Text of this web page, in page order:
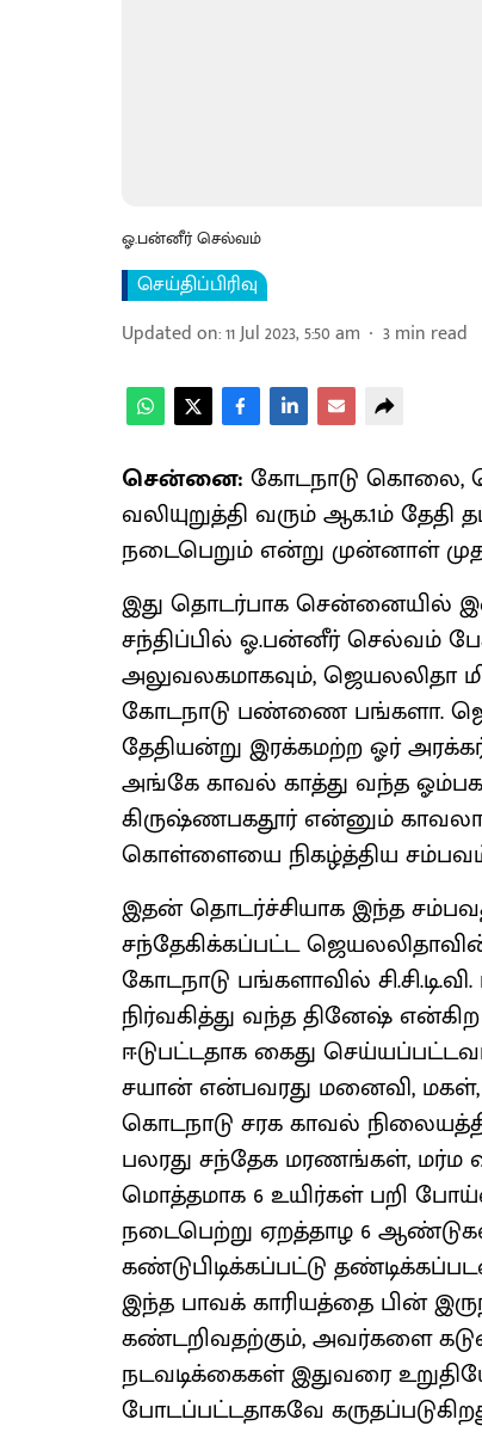
ஓ.பன்னீர் செல்வம்
செய்திப்பிரிவு
Updated on:11 Jul 2023, 5:50 am 3min read
சென்னை: கோடநாடு கொலை,
வலியுறுத்தி வரும் ஆக.1ம்
நடைபெறும் என்று முன்னாள்
இது தொடர்பாக சென்னையில்
சந்திப்பில் ஓ.பன்னீர் செல்வம்
அலுவலகமாகவும், ஜெயலலிதா
கோடநாடு பண்ணை பங்களா.
தேதியன்று இரக்கமற்ற ஓர்
அங்கே காவல் காத்து வந்த
கிருஷ்ணபகதூர் என்னும்
கொள்ளையை நிகழ்த்திய
இதன் தொடர்ச்சியாக இந்த
சந்தேகிக்கப்பட்ட
கோடநாடு பங்களாவில்
நிர்வகித்து வந்த தினேஷ்
ஈடுபட்டதாக கைது
சயான் என்பவரது மனைவி, மகள்,
கொடநாடு சரக காவல்
பலரது சந்தேக மரணங்கள், மர்ம
மொத்தமாக 6 உயிர்கள் பறி
நடைபெற்று ஏறத்தாழ 6
கண்டுபிடிக்கப்பட்டு
இந்த பாவக் காரியத்தை பின்
கண்டறிவதற்கும், அவர்களை
நடவடிக்கைகள் இதுவரை
போடப்பட்டதாகவே